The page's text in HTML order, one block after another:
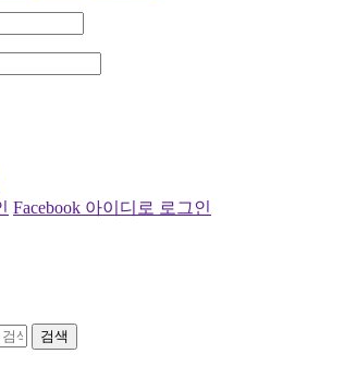
Facebook 아이디로 로그인
검색